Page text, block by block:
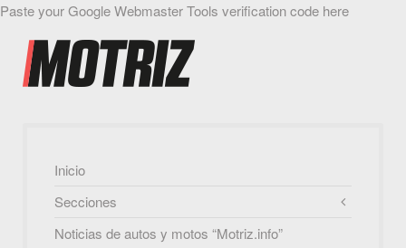
Paste your Google Webmaster Tools verification code here
Inicio
Secciones
Noticias de autos y motos “Motriz.info”